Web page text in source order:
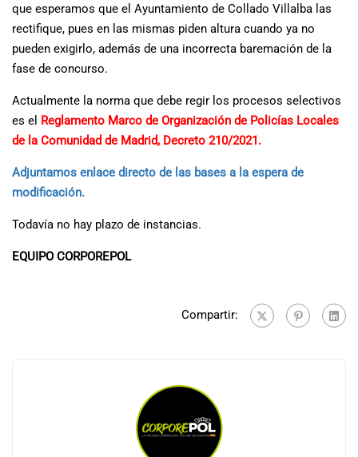
que esperamos que el Ayuntamiento de Collado Villalba las
rectifique, pues en las mismas piden altura cuando ya no
pueden exigirlo, además de una incorrecta baremación de la
fase de concurso.
Actualmente la norma que debe regir los procesos selectivos
es el Reglamento Marco de Organización de Policías Locales
de la Comunidad de Madrid, Decreto 210/2021.
Adjuntamos enlace directo de las bases a la espera de
modificación.
Todavía no hay plazo de instancias.
EQUIPO CORPOREPOL
Compartir: